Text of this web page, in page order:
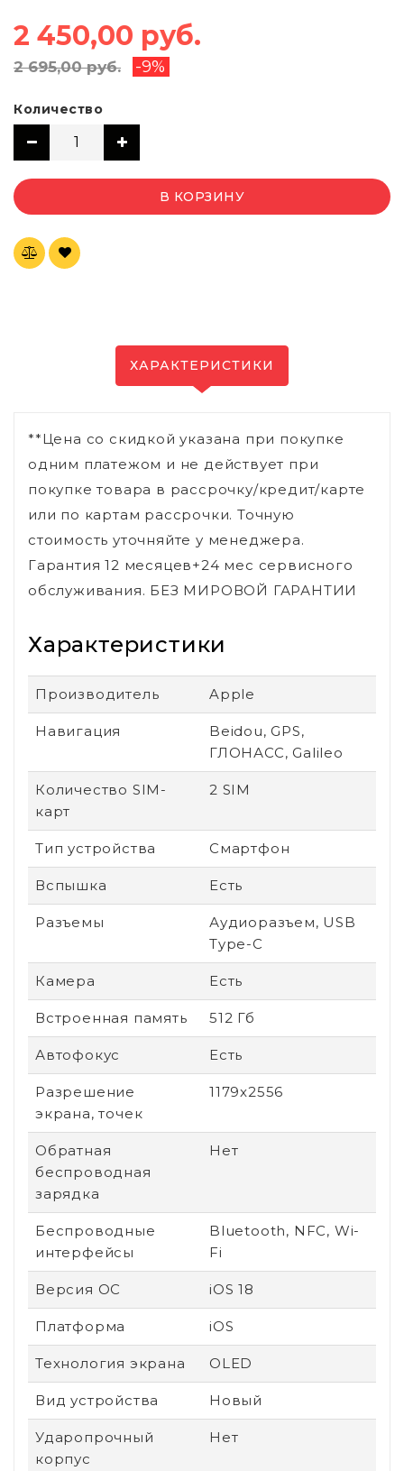
2 450,00 руб.
2 695,00 руб. -9%
Количество
В КОРЗИНУ
ХАРАКТЕРИСТИКИ
**Цена со скидкой указана при покупке
одним платежом и не действует при
покупке товара в рассрочку/кредит/карте
или по картам рассрочки. Точную
стоимость уточняйте у менеджера.
Гарантия 12 месяцев+24 мес сервисного
обслуживания. БЕЗ МИРОВОЙ ГАРАНТИИ
Характеристики
Производитель Apple
Навигация
Beidou, GPS,
ГЛОНАСС, Galileo
Количество SIM-
карт
2 SIM
Тип устройства Смартфон
Вспышка Есть
Разъемы
Аудиоразъем, USB
Type-C
Камера Есть
Встроенная память 512 Гб
Автофокус Есть
Разрешение
экрана, точек
1179x2556
Обратная
беспроводная
зарядка
Нет
Беспроводные
интерфейсы
Bluetooth, NFC, Wi-
Fi
Версия ОС iOS 18
Платформа iOS
Технология экрана OLED
Вид устройства Новый
Ударопрочный
корпус
Нет